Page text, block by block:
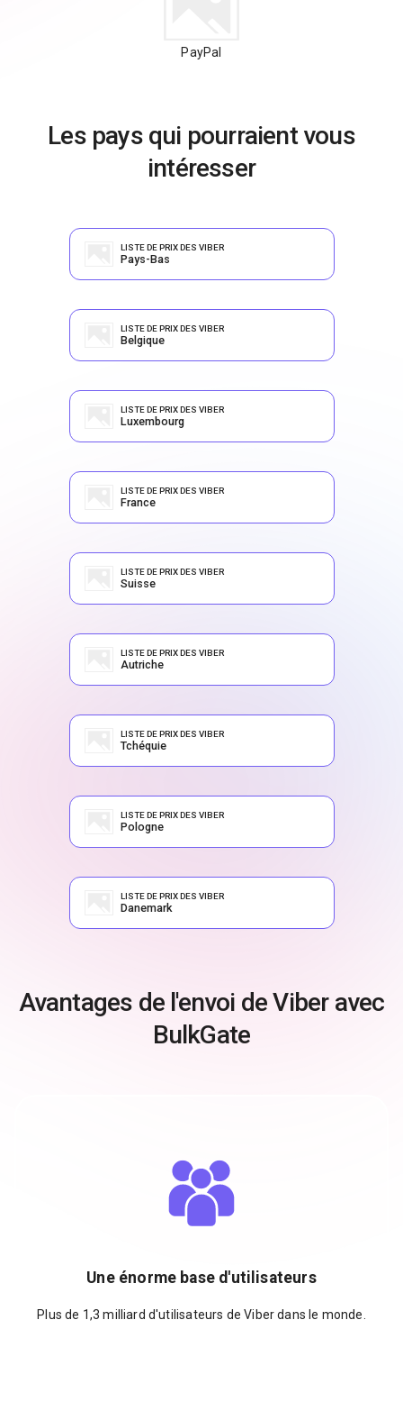
PayPal
Les pays qui pourraient vous
intéresser
LISTE DE PRIX DES VIBER
Pays-Bas
LISTE DE PRIX DES VIBER
Belgique
LISTE DE PRIX DES VIBER
Luxembourg
LISTE DE PRIX DES VIBER
France
LISTE DE PRIX DES VIBER
Suisse
LISTE DE PRIX DES VIBER
Autriche
LISTE DE PRIX DES VIBER
Tchéquie
LISTE DE PRIX DES VIBER
Pologne
LISTE DE PRIX DES VIBER
Danemark
Avantages de l'envoi de Viber avec
BulkGate
Une énorme base d'utilisateurs
Plus de 1,3 milliard d'utilisateurs de Viber dans le monde.